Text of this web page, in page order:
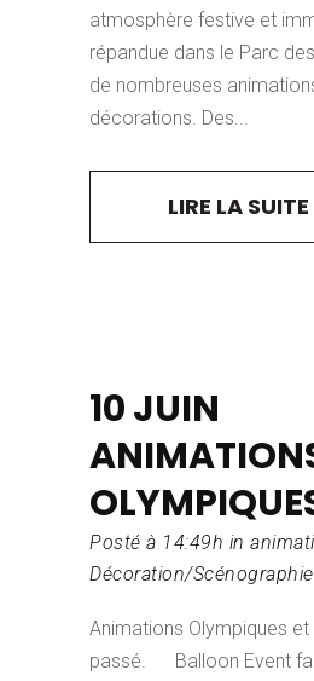
atmosphère festive et
répandue dans le Parc
de nombreuses
décorations. Des...
LIRE LA SUITE
10 JUIN
Posté à 14:49h in
Décoration/Scénographie
Animations Olympiques
passé. Balloon Event